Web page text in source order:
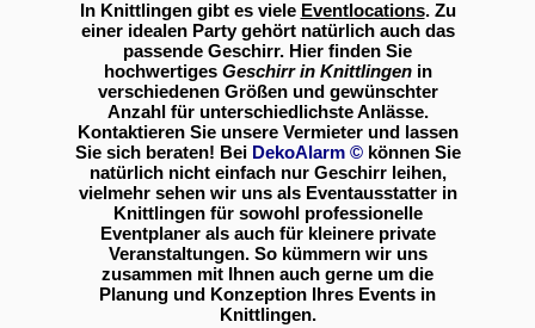
In Knittlingen gibt es viele Eventlocations. Zu
einer idealen Party gehört natürlich auch das
passende Geschirr. Hier finden Sie
hochwertiges Geschirr in Knittlingenin
verschiedenen Größen und gewünschter
Anzahl für unterschiedlichste Anlässe.
Kontaktieren Sie unsere Vermieter und lassen
Sie sich beraten! Bei DekoAlarm ©können Sie
natürlich nicht einfach nur Geschirr leihen,
vielmehr sehen wir uns als Eventausstatter in
Knittlingen für sowohl professionelle
Eventplaner als auch für kleinere private
Veranstaltungen. So kümmern wir uns
zusammen mit Ihnen auch gerne um die
Planung und Konzeption Ihres Events in
Knittlingen.